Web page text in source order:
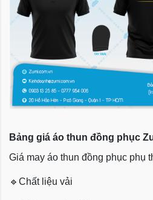
Bảng giá áo thun đồng phục
Giá may áo thun đồng phục phụ
🔹 Chất liệu vải